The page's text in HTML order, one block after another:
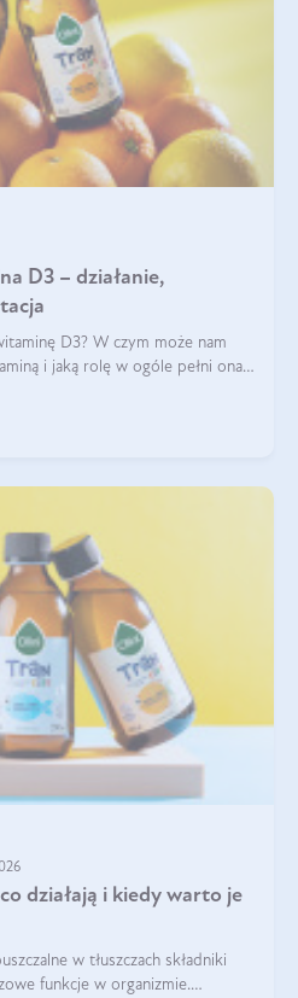
D3 – działanie,
D3? W czym może nam
i jaką rolę w ogóle pełni ona
działają i kiedy warto je
w tłuszczach składniki
funkcje w organizmie.